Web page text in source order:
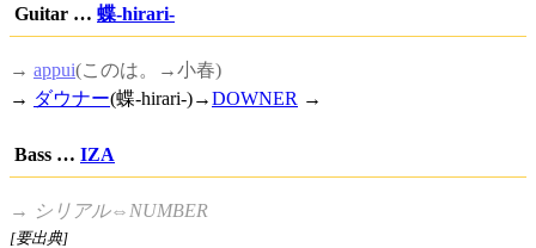
Guitar … 蝶-hirari-
→ appui(このは。→小春)
→ ダウナー(蝶-hirari-)→DOWNER →
Bass … IZA
→ シリアル⇔NUMBER
[要出典]